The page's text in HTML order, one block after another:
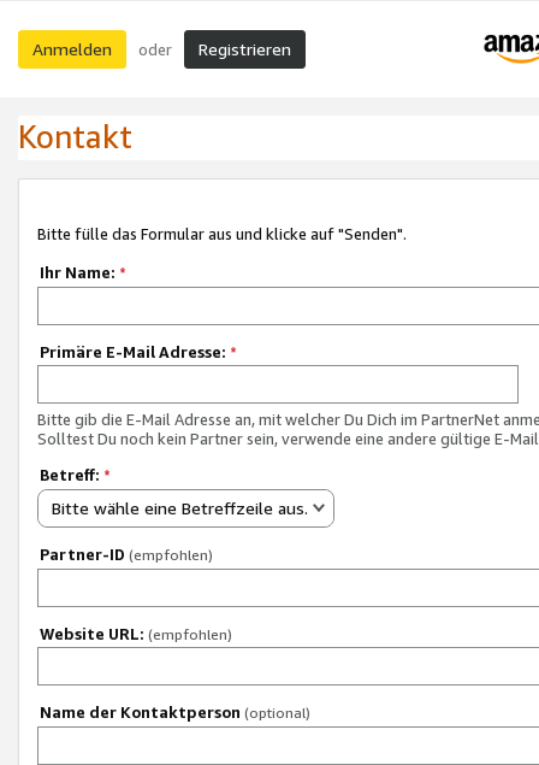
Anmelden oder Registrieren
Kontakt
Bitte fülle das Formular aus und klicke auf "Senden".
Ihr Name: *
Primäre E-Mail Adresse: *
Bitte gib die E-Mail Adresse an, mit welcher Du Dich im PartnerNet
Solltest Du noch kein Partner sein, verwende eine andere gültige E-
Betreff: *
Bitte wähle eine Betreffzeile aus.
Partner-ID (empfohlen)
Website URL: (empfohlen)
Name der Kontaktperson (optional)